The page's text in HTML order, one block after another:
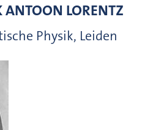
ANTOON LORENTZ
Physik, Leiden